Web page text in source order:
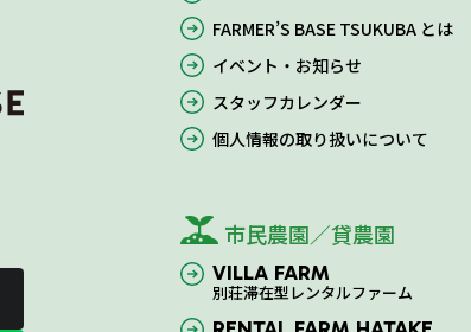
FARMER’S BASE TSUKUBA とは
イベント・お知らせ
スタッフカレンダー
個人情報の取り扱いについて
市民農園／貸農園
VILLA FARM
別荘滞在型レンタルファーム